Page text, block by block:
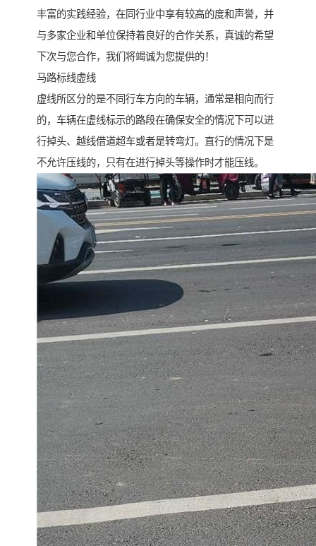
丰富的实践经验，在同行业中享有较高的度和声誉，并
与多家企业和单位保持着良好的合作关系，真诚的希望
下次与您合作，我们将竭诚为您提供的！
马路标线虚线
虚线所区分的是不同行车方向的车辆，通常是相向而行
的，车辆在虚线标示的路段在确保安全的情况下可以进
行掉头、越线借道超车或者是转弯灯。直行的情况下是
不允许压线的，只有在进行掉头等操作时才能压线。